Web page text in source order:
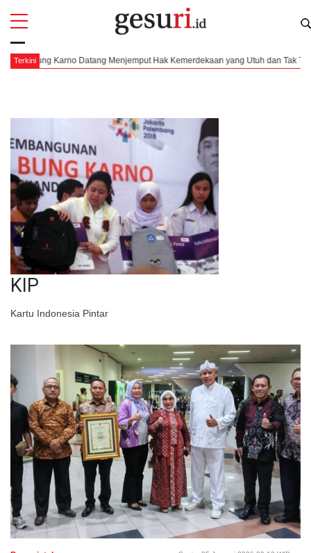
TerkiniHak Kemerdekaan yang Utuh dan Tak Terbagi Pendaratan
KIP
Kartu Indonesia Pintar
All